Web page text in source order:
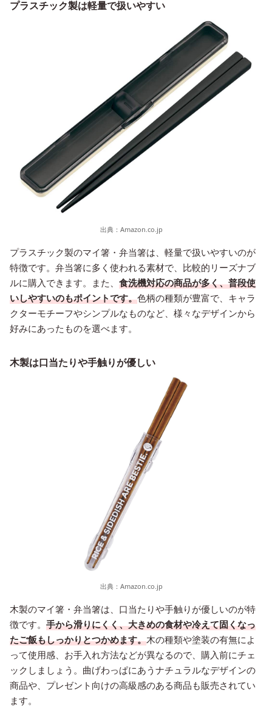
プラスチック製は軽量で扱いやすい
出典： Amazon.co.jp
プラスチック製のマイ箸・弁当箸は、軽量で扱いやすいのが
特徴です。弁当箸に多く使われる素材で、比較的リーズナブ
ルに購入できます。また、 食洗機対応の商品が多く、普段使
いしやすいのもポイントです。色柄の種類が豊富で、キャラ
クターモチーフやシンプルなものなど、様々なデザインから
好みにあったものを選べます。
木製は口当たりや手触りが優しい
出典： Amazon.co.jp
木製のマイ箸・弁当箸は、口当たりや手触りが優しいのが特
徴です。 手から滑りにくく、大きめの食材や冷えて固くなっ
たご飯もしっかりとつかめます。木の種類や塗装の有無によ
って使用感、お手入れ方法などが異なるので、購入前にチェ
ックしましょう。曲げわっぱにあうナチュラルなデザインの
商品や、プレゼント向けの高級感のある商品も販売されてい
ます。